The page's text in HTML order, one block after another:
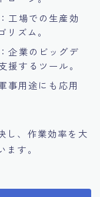
：工場での生産効
ズム。
：企業のビッグデ
援するツール。
事用途にも応用
し、作業効率を大
す。